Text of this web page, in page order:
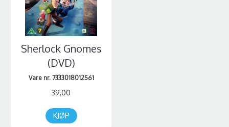
Sherlock Gnomes
(DVD)
Vare nr. 7333018012561
39,00
KJØP